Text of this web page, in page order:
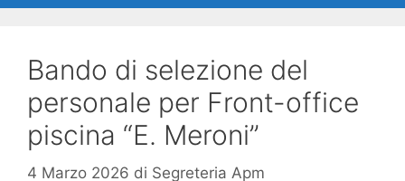
Bando di selezione del
personale per Front-office
piscina “E. Meroni”
4 Marzo 2026 di Segreteria Apm